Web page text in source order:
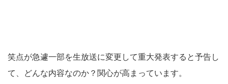
笑点が急遽一部を生放送に変更して重大発表すると予告し
て、どんな内容なのか？関心が高まっています。